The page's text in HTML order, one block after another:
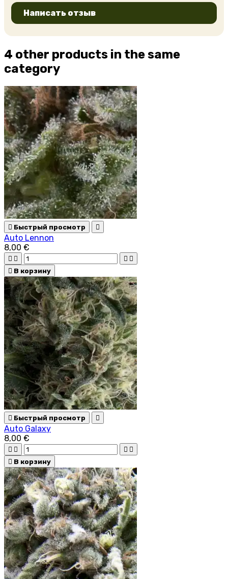
Написать отзыв
4 other products in the same
category
 Быстрый просмотр 
Auto Lennon
8,00 €
   
 В корзину
 Быстрый просмотр 
Auto Galaxy
8,00 €
   
 В корзину